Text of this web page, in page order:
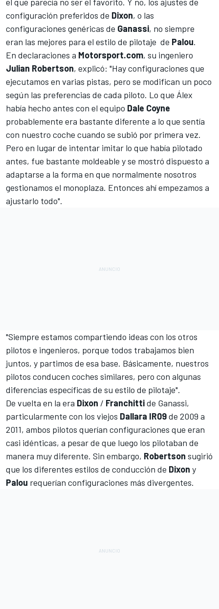
configuración preferidos de Dixon, o las
configuraciones genéricas de Ganassi, no siempre
eran las mejores para el estilo de pilotaje de Palou.
En declaraciones a Motorsport.com, su ingeniero
Julian Robertson, explicó: "Hay configuraciones que
ejecutamos en varias pistas, pero se modifican un poco
según las preferencias de cada piloto. Lo que Álex
había hecho antes con el equipo Dale Coyne
probablemente era bastante diferente a lo que sentía
con nuestro coche cuando se subió por primera vez.
Pero en lugar de intentar imitar lo que había pilotado
antes, fue bastante moldeable y se mostró dispuesto a
adaptarse a la forma en que normalmente nosotros
gestionamos el monoplaza. Entonces ahí empezamos a
ajustarlo todo".
"Siempre estamos compartiendo ideas con los otros
pilotos e ingenieros, porque todos trabajamos bien
juntos, y partimos de esa base. Básicamente, nuestros
pilotos conducen coches similares, pero con algunas
diferencias específicas de su estilo de pilotaje".
De vuelta en la era Dixon / Franchittide Ganassi,
particularmente con los viejos Dallara IR09de 2009 a
2011, ambos pilotos querían configuraciones que eran
casi idénticas, a pesar de que luego los pilotaban de
manera muy diferente. Sin embargo, Robertson sugirió
que los diferentes estilos de conducción de Dixon y
Palou requerían configuraciones más divergentes.